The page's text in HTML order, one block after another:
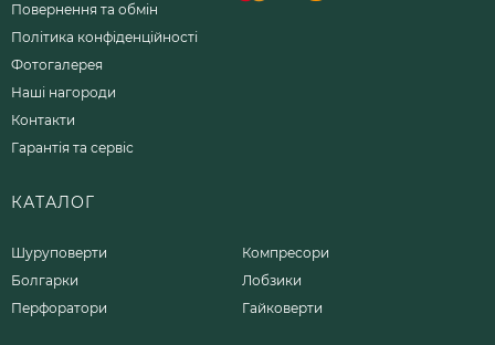
Повернення та обмін
Політика конфіденційності
Фотогалерея
Наші нагороди
Контакти
Гарантія та сервіс
КАТАЛОГ
Шуруповерти
Болгарки
Перфоратори
Компресори
Лобзики
Гайковерти